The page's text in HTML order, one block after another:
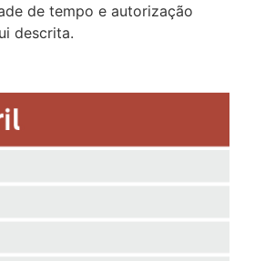
de tempo e autorização
descrita.